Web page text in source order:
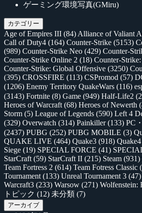
ゲーミング環境写真(GMiru)
カテゴリー
Age of Empires III (84) Alliance of Valiant
Call of Duty4 (164) Counter-Strike (5153)
(989) Counter-Strike Neo (429) Counter-
Counter-Strike Online 2 (18) Counter-
Counter-Strike: Global Offensive (3250)
(395) CROSSFIRE (113) CSPromod (57)
(1206) Enemy Territory QuakeWars (116)
(3143) Fortnite (8) Game (949) Half-Life2
Heroes of Warcraft (68) Heroes of Newerth
Storm (5) League of Legends (590) Left 4
(329) Overwatch (314) Painkiller(133) PC
(2437) PUBG (252) PUBG MOBILE (3)
QUAKE LIVE (464) Quake3 (918) Quake4
Siege (19) SPECIAL FORCE (41)
StarCraft (59) StarCraft II (215) Steam (931)
Team Fortress 2 (614) Team Fotress Classic
Tournament (133) Unreal Tournament 3 (47)
Warcraft3 (233) Warsow (271) Wolfenstein:
トピック (12) 未分類 (7)
アーカイブ